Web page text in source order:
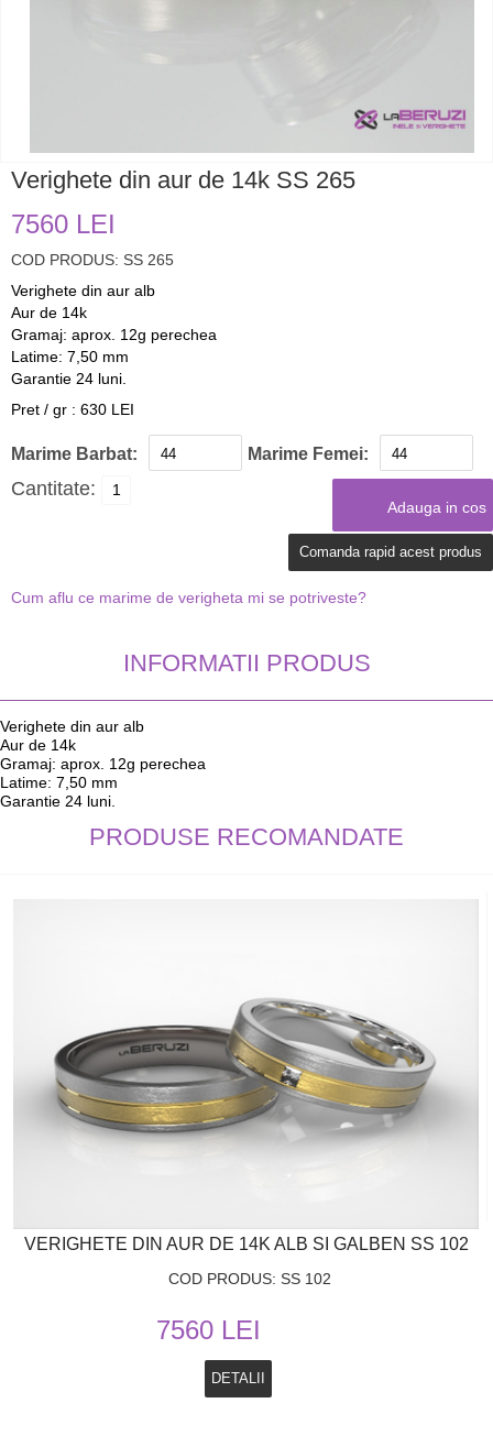
Verighete din aur de 14k SS 265
7560 LEI
COD PRODUS: SS 265
Verighete din aur alb
Aur de 14k
Gramaj: aprox. 12g perechea
Latime: 7,50 mm
Garantie 24 luni.
Pret / gr : 630 LEI
Marime Barbat: Marime Femei:
Cantitate:
Comanda rapid acest produs
Cum aflu ce marime de verigheta mi se potriveste?
INFORMATII PRODUS
Verighete din aur alb
Aur de 14k
Gramaj: aprox. 12g perechea
Latime: 7,50 mm
Garantie 24 luni.
PRODUSE RECOMANDATE
VERIGHETE DIN AUR DE 14K ALB SI GALBEN SS 102
COD PRODUS: SS 102
7560 LEI
DETALII